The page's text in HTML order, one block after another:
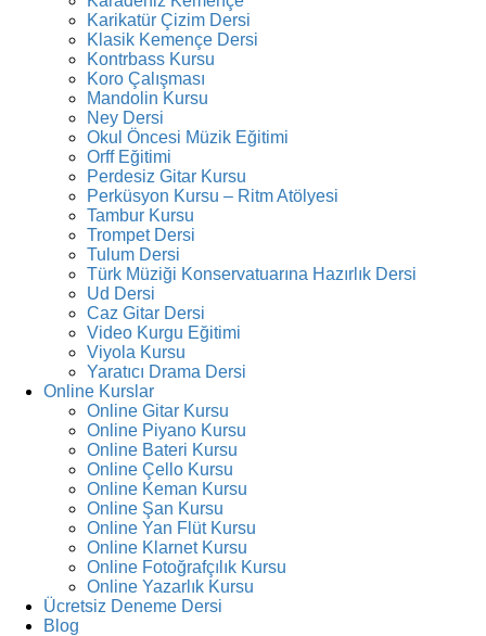
Karikatür Çizim Dersi
Klasik Kemençe Dersi
Kontrbass Kursu
Koro Çalışması
Mandolin Kursu
Ney Dersi
Okul Öncesi Müzik Eğitimi
Orff Eğitimi
Perdesiz Gitar Kursu
Perküsyon Kursu – Ritm Atölyesi
Tambur Kursu
Trompet Dersi
Tulum Dersi
Türk Müziği Konservatuarına Hazırlık Dersi
Ud Dersi
Caz Gitar Dersi
Video Kurgu Eğitimi
Viyola Kursu
Yaratıcı Drama Dersi
Online Kurslar
Online Gitar Kursu
Online Piyano Kursu
Online Bateri Kursu
Online Çello Kursu
Online Keman Kursu
Online Şan Kursu
Online Yan Flüt Kursu
Online Klarnet Kursu
Online Fotoğrafçılık Kursu
Online Yazarlık Kursu
Ücretsiz Deneme Dersi
Blog